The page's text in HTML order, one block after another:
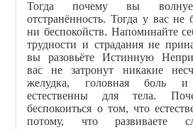
Тогда почему вы
отстранённость. Тогда у вас не
ни беспокойств. Напоминайте
трудности и страдания не
вы разовьёте Истинную
вас не затронут никакие
желудка, головная боль и
естественны для тела.
беспокоиться о том, что
потому, что развиваете